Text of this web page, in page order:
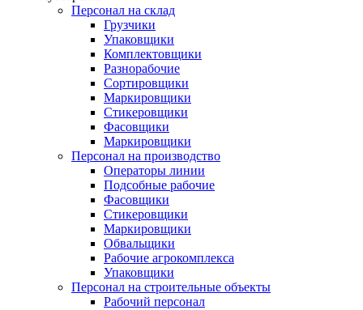
Персонал на склад
Грузчики
Упаковщики
Комплектовщики
Разнорабочие
Сортировщики
Маркировщики
Стикеровщики
Фасовщики
Маркировщики
Персонал на производство
Операторы линии
Подсобные рабочие
Фасовщики
Стикеровщики
Маркировщики
Обвальщики
Рабочие агрокомплекса
Упаковщики
Персонал на строительные объекты
Рабочий персонал